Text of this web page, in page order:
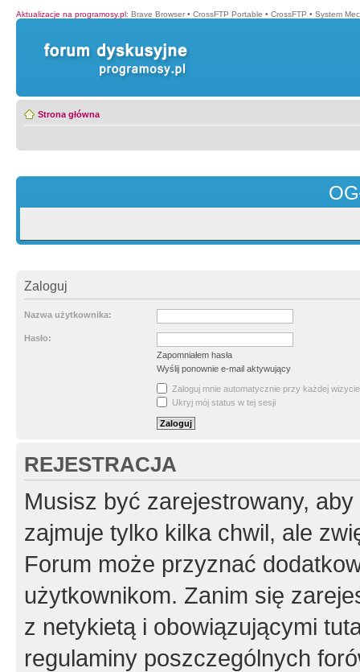
Aktualizacje na programosy.pl: Brave Browser • CrossFTP Portable • CrossFTP • System
Strona główna
Zaloguj
Nazwa użytkownika:
Hasło:
Zapomniałem hasła
Wyślij ponownie e-mail aktywujący
Zaloguj mnie automatycznie przy każdej wizycie
Ukryj mój status w tej sesji
REJESTRACJA
Musisz być zarejestrowany,
zajmuje tylko kilka chwil, ale
Forum może przyznać
użytkownikom. Zanim się
z netykietą i obowiązującymi
regulaminy poszczególnych